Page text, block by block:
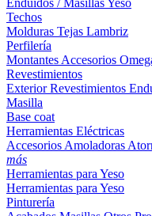
Enduídos / MasillasYeso
Techos
Molduras Tejas Lambriz
Perfilería
Montantes Accesorios
Revestimientos
ExteriorRevestimientos
Masilla
Base coat
Herramientas Eléctricas
Accesorios Amoladoras
más
Herramientas para Yeso
Herramientas para Yeso
Pinturería